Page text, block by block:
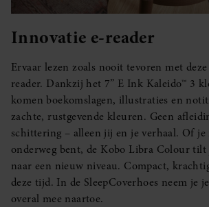
Innovatie e-reader
Ervaar lezen zoals nooit tevoren met
reader. Dankzij het 7” E Ink Kaleido™ 3
komen boekomslagen, illustraties en
zachte, rustgevende kleuren. Geen
schittering – alleen jij en je verhaal. Of
onderweg bent, de Kobo Libra Colour tilt
naar een nieuw niveau. Compact,
deze tijd. In de SleepCoverhoes neem je
overal mee naartoe.